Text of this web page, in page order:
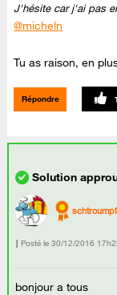
J'hésite car j'ai pas
@micheln
Tu as raison, en
Répondre
Posté le ‎30/12/2016
bonjour a tous